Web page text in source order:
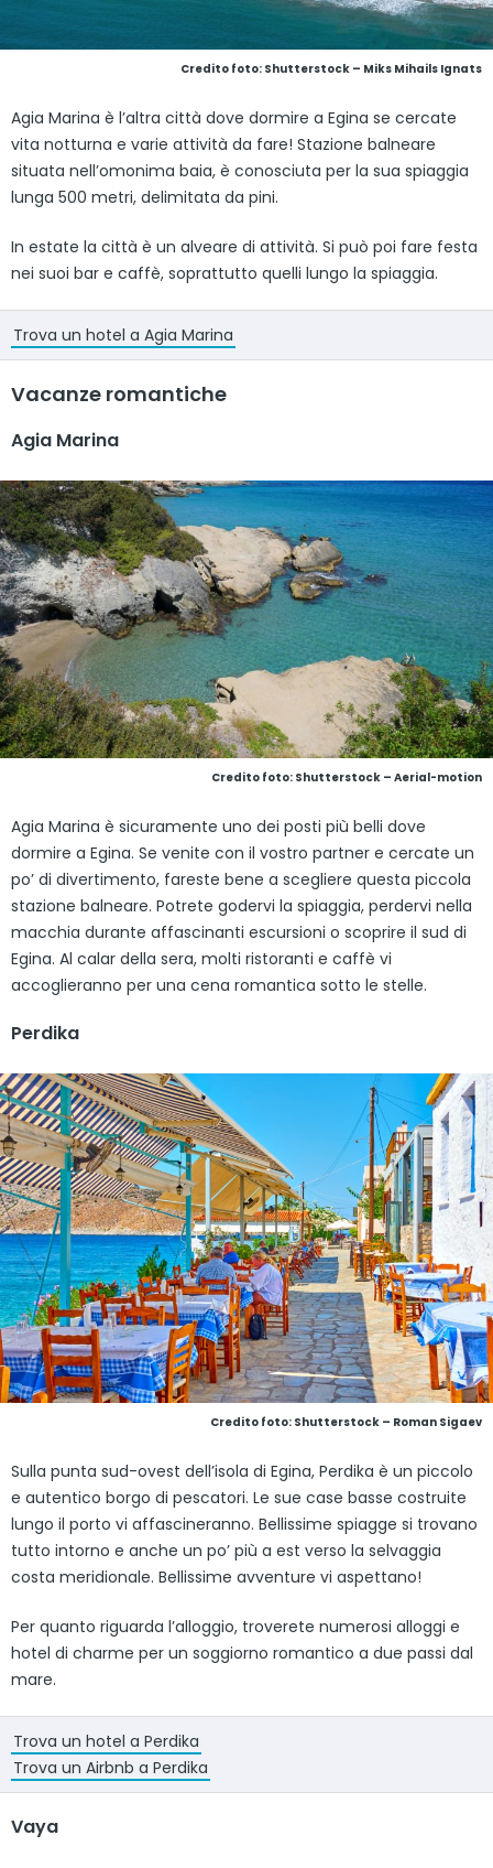
Credito foto: Shutterstock – Miks Mihails Ignats
Agia Marina è l’altra città dove dormire a Egina se cercate
vita notturna e varie attività da fare! Stazione balneare
situata nell’omonima baia, è conosciuta per la sua spiaggia
lunga 500 metri, delimitata da pini.
In estate la città è un alveare di attività. Si può poi fare festa
nei suoi bar e caffè, soprattutto quelli lungo la spiaggia.
Trova un hotel a Agia Marina
Vacanze romantiche
Agia Marina
Credito foto: Shutterstock – Aerial-motion
Agia Marina è sicuramente uno dei posti più belli dove
dormire a Egina. Se venite con il vostro partner e cercate un
po’ di divertimento, fareste bene a scegliere questa piccola
stazione balneare. Potrete godervi la spiaggia, perdervi nella
macchia durante affascinanti escursioni o scoprire il sud di
Egina. Al calar della sera, molti ristoranti e caffè vi
accoglieranno per una cena romantica sotto le stelle.
Perdika
Credito foto: Shutterstock – Roman Sigaev
Sulla punta sud-ovest dell’isola di Egina, Perdika è un piccolo
e autentico borgo di pescatori. Le sue case basse costruite
lungo il porto vi affascineranno. Bellissime spiagge si trovano
tutto intorno e anche un po’ più a est verso la selvaggia
costa meridionale. Bellissime avventure vi aspettano!
Per quanto riguarda l’alloggio, troverete numerosi alloggi e
hotel di charme per un soggiorno romantico a due passi dal
mare.
Trova un hotel a Perdika
Trova un Airbnb a Perdika
Vaya